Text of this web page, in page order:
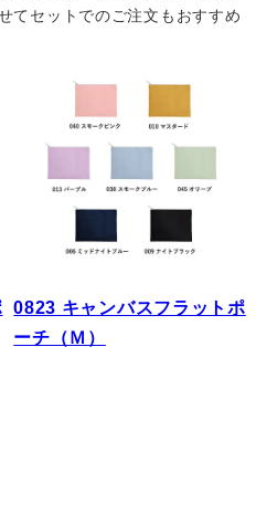
てセットでのご注文もおすすめ
0823 キャンバスフラットポ
ーチ（Ｍ）